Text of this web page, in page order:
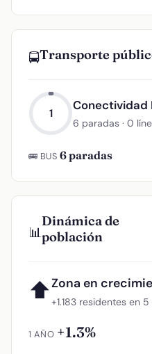
🚍Transporte
1
Conectividad
6 paradas · 0
🚌 BUS 6 paradas
📊
Dinámica de
población
⬆Zona en
+1.183 residentes en
1 AÑO +1.3%